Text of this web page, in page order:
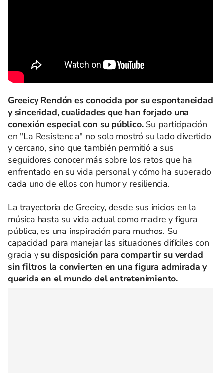
Greeicy Rendón es conocida por su espontaneidad
y sinceridad, cualidades que han forjado una
conexión especial con su público. Su participación
en "La Resistencia" no solo mostró su lado divertido
y cercano, sino que también permitió a sus
seguidores conocer más sobre los retos que ha
enfrentado en su vida personal y cómo ha superado
cada uno de ellos con humor y resiliencia.
La trayectoria de Greeicy, desde sus inicios en la
música hasta su vida actual como madre y figura
pública, es una inspiración para muchos. Su
capacidad para manejar las situaciones difíciles con
gracia y su disposición para compartir su verdad
sin filtros la convierten en una figura admirada y
querida en el mundo del entretenimiento.